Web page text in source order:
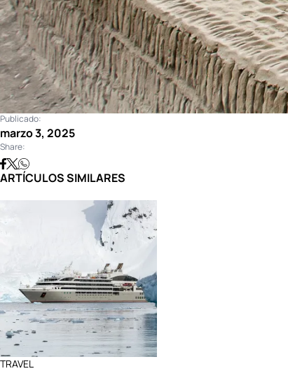
Publicado:
marzo 3, 2025
Share:
ARTÍCULOS SIMILARES
TRAVEL